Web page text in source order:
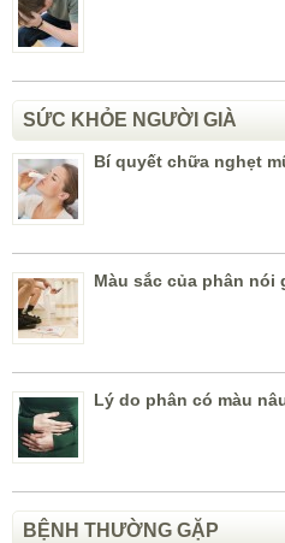
SỨC KHỎE NGƯỜI GIÀ
Bí quyết chữa nghẹt
Màu sắc của phân nói
Lý do phân có màu
BỆNH THƯỜNG GẶP